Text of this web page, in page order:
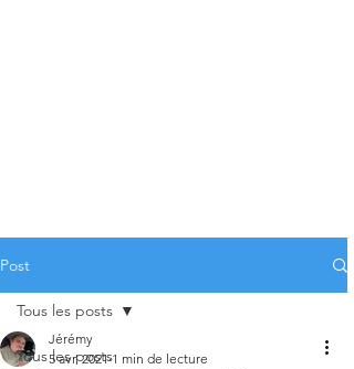
Post
Tous les posts
Tous les posts
Jérémy
5 avr. 2021 1 min de lecture